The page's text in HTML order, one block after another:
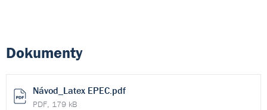
Dokumenty
Návod_Latex EPEC.pdf
PDF, 179 kB